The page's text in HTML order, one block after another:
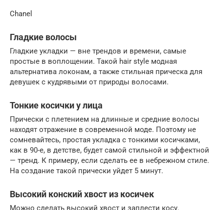
Chanel
Гладкие волосы
Гладкие укладки — вне трендов и времени, самые
простые в воплощении. Такой hair style модная
альтернатива локонам, а также стильная прическа для
девушек с кудрявыми от природы волосами.
Тонкие косички у лица
Прически с плетением на длинные и средние волосы
находят отражение в современной моде. Поэтому не
сомневайтесь, простая укладка с тонкими косичками,
как в 90-е, в детстве, будет самой стильной и эффектной
— тренд. К примеру, если сделать ее в небрежном стиле.
На создание такой прически уйдет 5 минут.
Высокий конский хвост из косичек
Можно сделать высокий хвост и заплести косу.